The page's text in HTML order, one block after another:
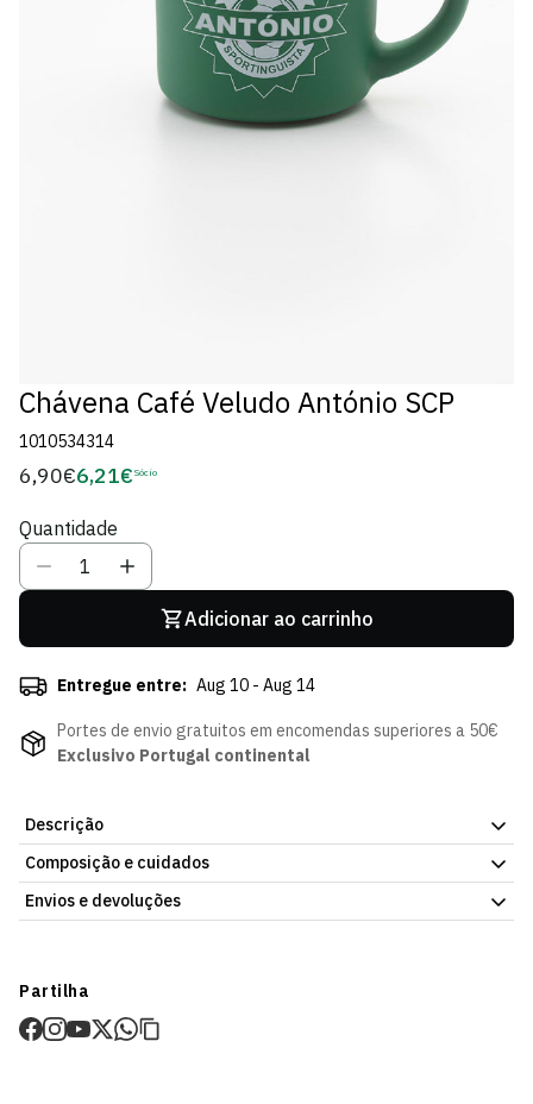
Chávena Café Veludo António SCP
1010534314
Preço
6,90€Preço
Sócio
6,21€ Sócio
Quantidade
Adicionar ao carrinho
Entregue entre: Aug 10 - Aug 14
Portes de envio gratuitos em encomendas superiores a 50€
Exclusivo Portugal continental
Descrição
Para o António que vive e respira verde e branco. A Chávena de
Café Veludo António SCP tem 80ml, acabamento aveludado
premium e o emblema do Sporting CP. Prática, elegante e uma
Composição e cuidados
Envios e devoluções
Prazo estimado de entrega varia consoante o destino e método
de envio.
Partilha